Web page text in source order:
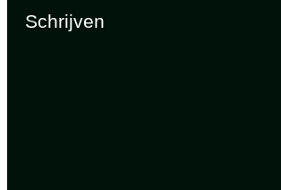
Schrijven